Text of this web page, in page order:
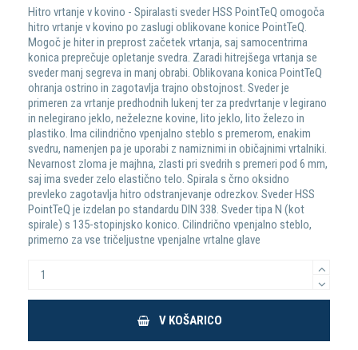
Hitro vrtanje v kovino - Spiralasti sveder HSS PointTeQ omogoča
hitro vrtanje v kovino po zaslugi oblikovane konice PointTeQ.
Mogoč je hiter in preprost začetek vrtanja, saj samocentrirna
konica preprečuje opletanje svedra. Zaradi hitrejšega vrtanja se
sveder manj segreva in manj obrabi. Oblikovana konica PointTeQ
ohranja ostrino in zagotavlja trajno obstojnost. Sveder je
primeren za vrtanje predhodnih lukenj ter za predvrtanje v legirano
in nelegirano jeklo, neželezne kovine, lito jeklo, lito železo in
plastiko. Ima cilindrično vpenjalno steblo s premerom, enakim
svedru, namenjen pa je uporabi z namiznimi in običajnimi vrtalniki.
Nevarnost zloma je majhna, zlasti pri svedrih s premeri pod 6 mm,
saj ima sveder zelo elastično telo. Spirala s črno oksidno
prevleko zagotavlja hitro odstranjevanje odrezkov. Sveder HSS
PointTeQ je izdelan po standardu DIN 338. Sveder tipa N (kot
spirale) s 135-stopinjsko konico. Cilindrično vpenjalno steblo,
primerno za vse tričeljustne vpenjalne vrtalne glave
V KOŠARICO